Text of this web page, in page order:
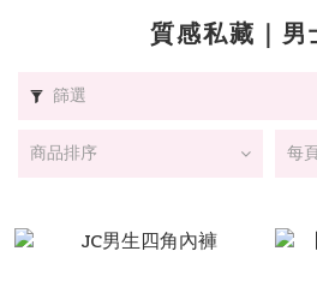
質感私藏｜男
篩選
商品排序 每